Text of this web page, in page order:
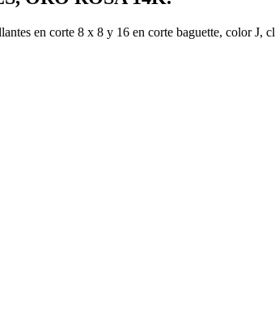
en corte 8 x 8 y 16 en corte baguette, color